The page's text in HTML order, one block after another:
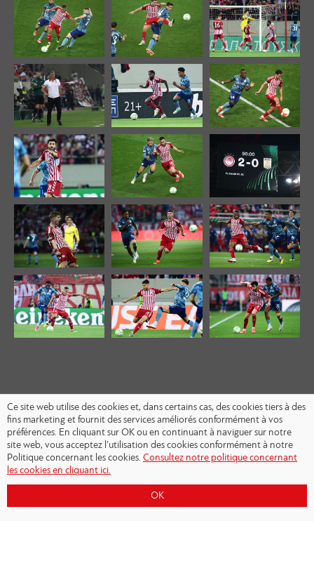
Ce site web utilise des cookies et, dans certains cas, des cookies tiers à des
fins marketing et fournit des services améliorés conformément à vos
préférences. En cliquant sur OK ou en continuant à naviguer sur notre
site web, vous acceptez l’utilisation des cookies conformément à notre
Politique concernant les cookies. Consultez notre politique concernant
les cookies en cliquant ici.
OK